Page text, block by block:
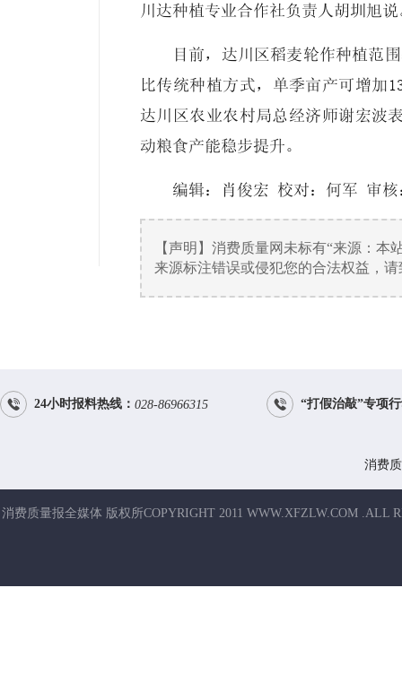
川达种植专业合作社负责人胡圳旭说
目前，达川区稻麦轮作种植范
比传统种植方式，单季亩产可增加
达川区农业农村局总经济师谢宏波
动粮食产能稳步提升。
编辑：肖俊宏 校对：何军 审核
【声明】消费质量网未标有“来源：
来源标注错误或侵犯您的合法权益，
 24小时报料热线： 028-86966315  “打假治敲”专项
消费
消费质量报全媒体 版权所COPYRIGHT 2011 WWW.XFZLW.COM .ALL